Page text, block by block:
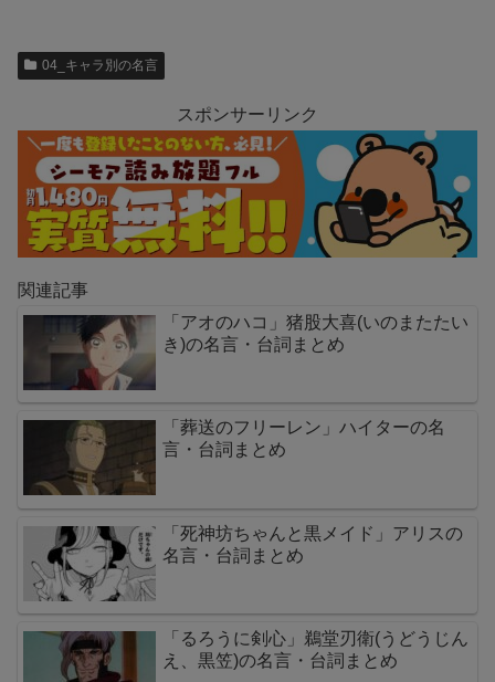
04_キャラ別の名言
スポンサーリンク
関連記事
「アオのハコ」猪股大喜(いのまたたい
き)の名言・台詞まとめ
「葬送のフリーレン」ハイターの名
言・台詞まとめ
「死神坊ちゃんと黒メイド」アリスの
名言・台詞まとめ
「るろうに剣心」鵜堂刃衛(うどうじん
え、黒笠)の名言・台詞まとめ